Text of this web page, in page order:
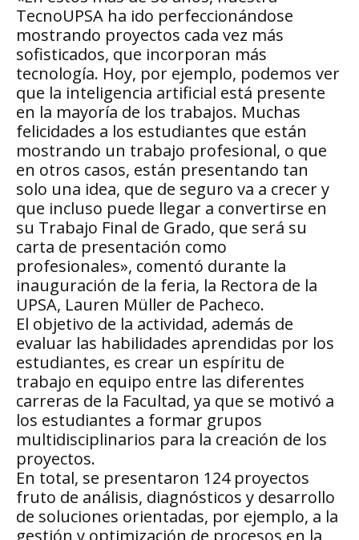
TecnoUPSA ha ido perfeccionándose
mostrando proyectos cada vez más
sofisticados, que incorporan más
tecnología. Hoy, por ejemplo, podemos ver
que la inteligencia artificial está presente
en la mayoría de los trabajos. Muchas
felicidades a los estudiantes que están
mostrando un trabajo profesional, o que
en otros casos, están presentando tan
solo una idea, que de seguro va a crecer y
que incluso puede llegar a convertirse en
su Trabajo Final de Grado, que será su
carta de presentación como
profesionales», comentó durante la
inauguración de la feria, la Rectora de la
UPSA, Lauren Müller de Pacheco.
El objetivo de la actividad, además de
evaluar las habilidades aprendidas por los
estudiantes, es crear un espíritu de
trabajo en equipo entre las diferentes
carreras de la Facultad, ya que se motivó a
los estudiantes a formar grupos
multidisciplinarios para la creación de los
proyectos.
En total, se presentaron 124 proyectos
fruto de análisis, diagnósticos y desarrollo
de soluciones orientadas, por ejemplo, a la